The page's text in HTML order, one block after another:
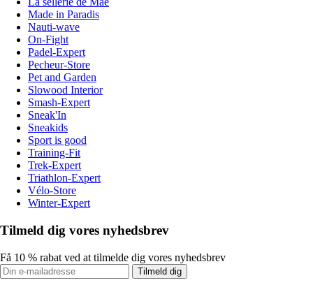
Made in Paradis
Nauti-wave
On-Fight
Padel-Expert
Pecheur-Store
Pet and Garden
Slowood Interior
Smash-Expert
Sneak'In
Sneakids
Sport is good
Training-Fit
Trek-Expert
Triathlon-Expert
Vélo-Store
Winter-Expert
Tilmeld dig vores nyhedsbrev
Få 10 % rabat ved at tilmelde dig vores nyhedsbrev
Tilmeld dig